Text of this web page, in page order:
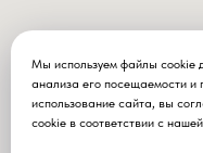
Мы используем файлы cookie
анализа его посещаемости и
использование сайта, вы
cookie в соответствии с нашей